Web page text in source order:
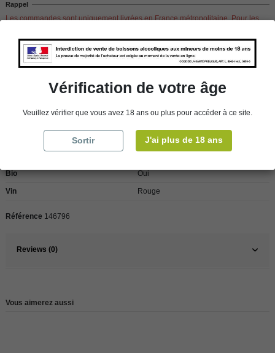
Rappel
Les commandes sont uniquement livrées en France métropolitaine. Pour les
CHERBOURG.
Détails du produit
France
Bio Oui
Vin Rouge
Référence 146796
Reviews (0)
Vous aimerez aussi
Vérification de votre âge
Veuillez vérifier que vous avez 18 ans ou plus pour accéder à ce site.
Sortir J'ai plus de 18 ans